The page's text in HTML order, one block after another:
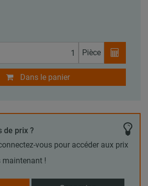
Pièce
Dans le panier
de prix ?
vous pour accéder aux prix
maintenant !